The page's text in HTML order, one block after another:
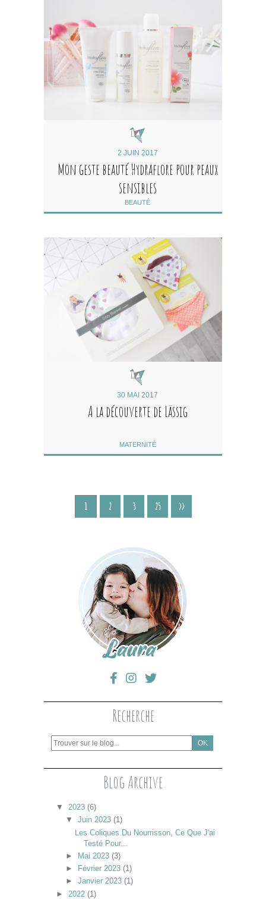
2 JUIN 2017
Mon geste beauté Hydraflore pour peaux
sensibles
BEAUTÉ
30 MAI 2017
A la découverte de Lässig
MATERNITÉ
1 2 3 25 >>
Recherche
Blog Archive
▼ 2023 (6)
▼
Juin 2023 (1)
Les Coliques Du Nourrisson, Ce Que J'ai
Testé Pour...
►
Mai 2023 (3)
►
Février 2023 (1)
► Janvier 2023 (1)
► 2022 (1)